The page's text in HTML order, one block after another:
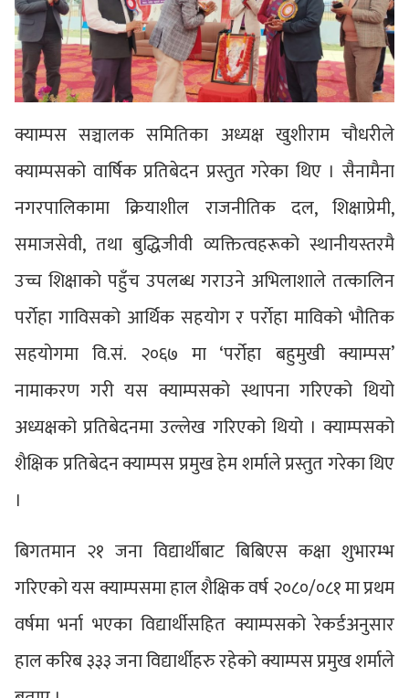
क्याम्पस सञ्चालक समितिका अध्यक्ष खुशीराम चौधरीले
क्याम्पसको वार्षिक प्रतिबेदन प्रस्तुत गरेका थिए । सैनामैना
नगरपालिकामा क्रियाशील राजनीतिक दल, शिक्षाप्रेमी,
समाजसेवी, तथा बुद्धिजीवी व्यक्तित्वहरूको स्थानीयस्तरमै
उच्च शिक्षाको पहुँच उपलब्ध गराउने अभिलाशाले तत्कालिन
पर्राेहा गाविसको आर्थिक सहयोग र पर्राेहा माविको भौतिक
सहयोगमा वि.सं. २०६७ मा ‘पर्रोहा बहुमुखी क्याम्पस’
नामाकरण गरी यस क्याम्पसको स्थापना गरिएको थियो
अध्यक्षको प्रतिबेदनमा उल्लेख गरिएको थियो । क्याम्पसको
शैक्षिक प्रतिबेदन क्याम्पस प्रमुख हेम शर्माले प्रस्तुत गरेका थिए
।
बिगतमान २१ जना विद्यार्थीबाट बिबिएस कक्षा शुभारम्भ
गरिएको यस क्याम्पसमा हाल शैक्षिक वर्ष २०८०/०८१ मा प्रथम
वर्षमा भर्ना भएका विद्यार्थीसहित क्याम्पसको रेकर्डअनुसार
हाल करिब ३३३ जना विद्यार्थीहरु रहेको क्याम्पस प्रमुख शर्माले